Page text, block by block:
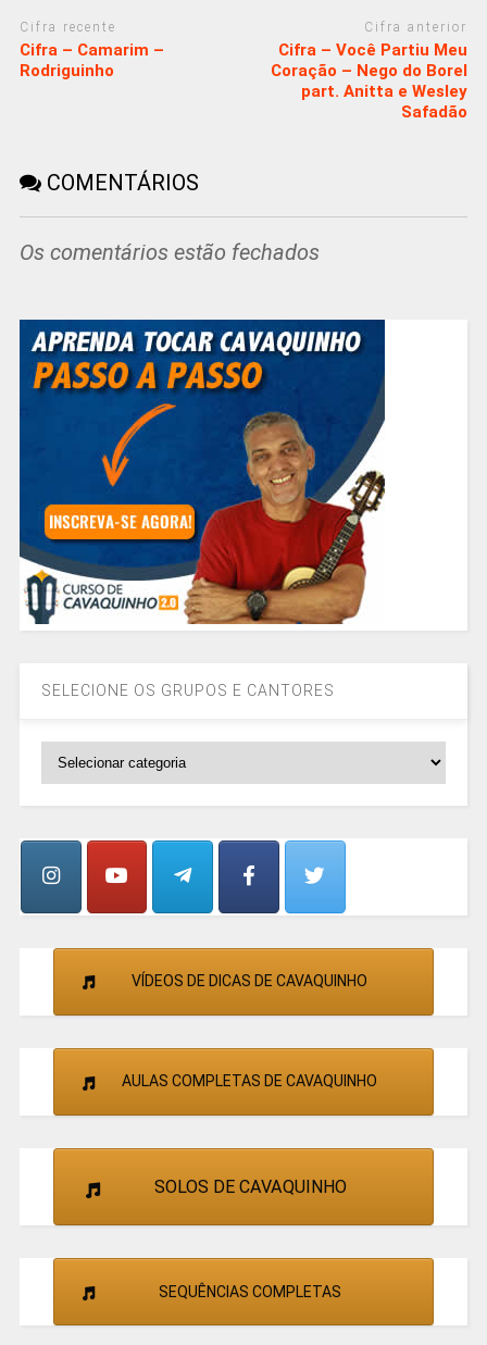
Cifra recente
Cifra – Camarim –
Rodriguinho
Cifra anterior
Cifra – Você Partiu Meu
Coração – Nego do Borel
part. Anitta e Wesley
Safadão
COMENTÁRIOS
Os comentários estão fechados
SELECIONE OS GRUPOS E CANTORES
CANTORES
VÍDEOS DE DICAS DE CAVAQUINHO
AULAS COMPLETAS DE CAVAQUINHO
SOLOS DE CAVAQUINHO
SEQUÊNCIAS COMPLETAS